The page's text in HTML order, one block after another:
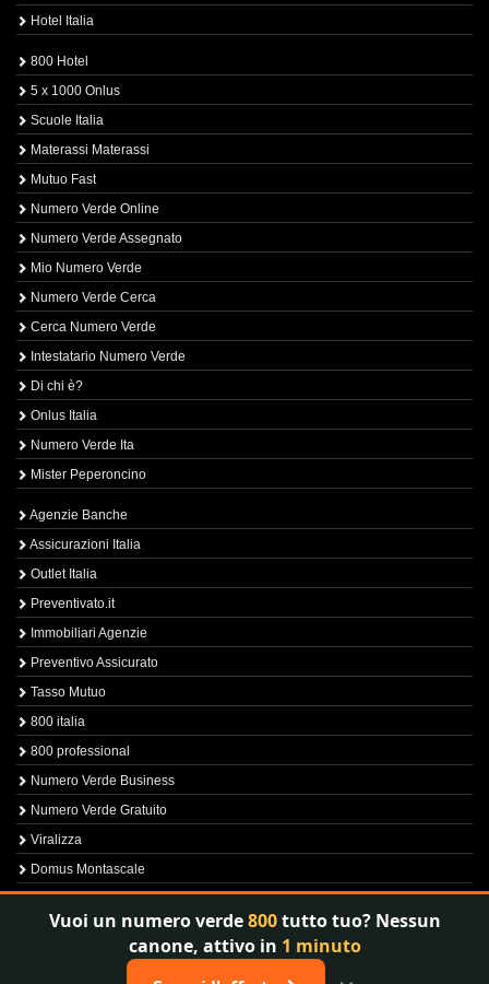
Hotel Italia
800 Hotel
5 x 1000 Onlus
Scuole Italia
Materassi Materassi
Mutuo Fast
Numero Verde Online
Numero Verde Assegnato
Mio Numero Verde
Numero Verde Cerca
Cerca Numero Verde
Intestatario Numero Verde
Di chi è?
Onlus Italia
Numero Verde Ita
Mister Peperoncino
Agenzie Banche
Assicurazioni Italia
Outlet Italia
Preventivato.it
Immobiliari Agenzie
Preventivo Assicurato
Tasso Mutuo
800 italia
800 professional
Numero Verde Business
Numero Verde Gratuito
Viralizza
Domus Montascale
Sprint800
Verfica Numero Verde
Vuoi un numero verde800tutto tuo? Nessun
canone, attivo in 1 minuto